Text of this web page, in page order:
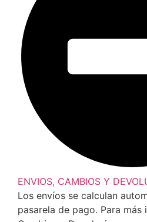
ENVIOS, CAMBIOS Y
Los envíos se calculan
pasarela de pago. Para más